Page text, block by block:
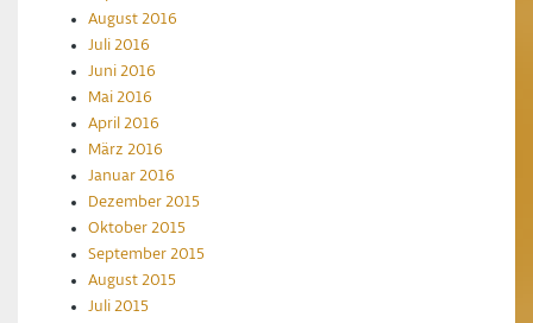
August 2016
Juli 2016
Juni 2016
Mai 2016
April 2016
März 2016
Januar 2016
Dezember 2015
Oktober 2015
September 2015
August 2015
Juli 2015